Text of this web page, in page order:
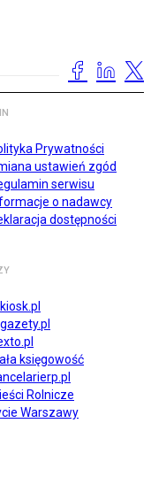
Prywatności
ustawień zgód
serwisu
o nadawcy
dostępności
księgowość
Rolnicze
Warszawy